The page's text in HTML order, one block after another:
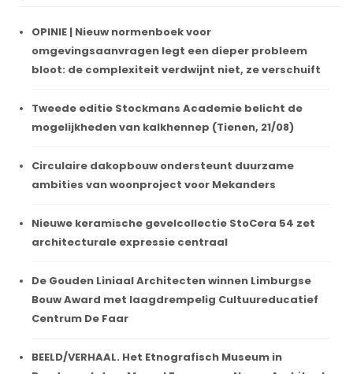
OPINIE | Nieuw normenboek voor
omgevingsaanvragen legt een dieper probleem
bloot: de complexiteit verdwijnt niet, ze verschuift
Tweede editie Stockmans Academie belicht de
mogelijkheden van kalkhennep (Tienen, 21/08)
Circulaire dakopbouw ondersteunt duurzame
ambities van woonproject voor Mekanders
Nieuwe keramische gevelcollectie StoCera 54 zet
architecturale expressie centraal
De Gouden Liniaal Architecten winnen Limburgse
Bouw Award met laagdrempelig Cultuureducatief
Centrum De Faar
BEELD/VERHAAL. Het Etnografisch Museum in